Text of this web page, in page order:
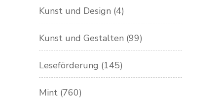
Kunst und Design (4)
Kunst und Gestalten (99)
Leseförderung (145)
Mint (760)